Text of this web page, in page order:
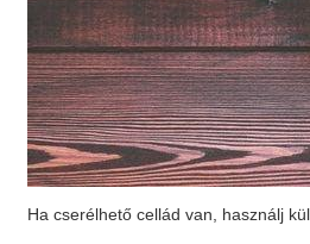
Ha cserélhető cellád van, használj